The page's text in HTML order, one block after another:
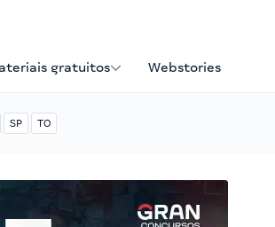
gratuitos Webstories
SP TO